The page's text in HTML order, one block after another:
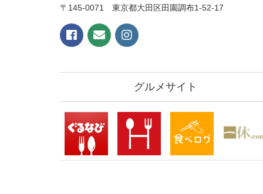
〒145-0071 東京都大田区田園調布1-52-17
グルメサイト